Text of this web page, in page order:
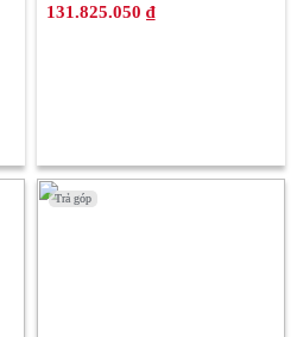
131.825.050 ₫
Trả góp
Trả góp